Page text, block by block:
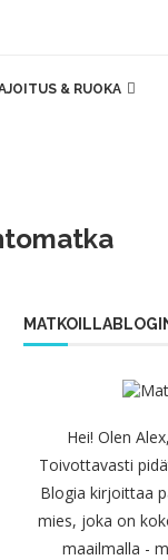
& RUOKA
Hei! Olen
Toivottavasti
Blogia kirjoittaa
mies, joka on
maailmalla -